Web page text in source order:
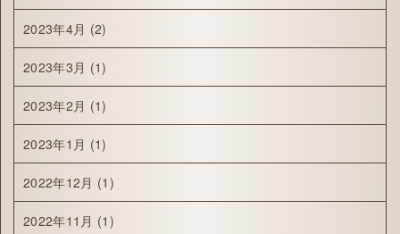
2023年4月 (2)
2023年3月 (1)
2023年2月 (1)
2023年1月 (1)
2022年12月 (1)
2022年11月 (1)